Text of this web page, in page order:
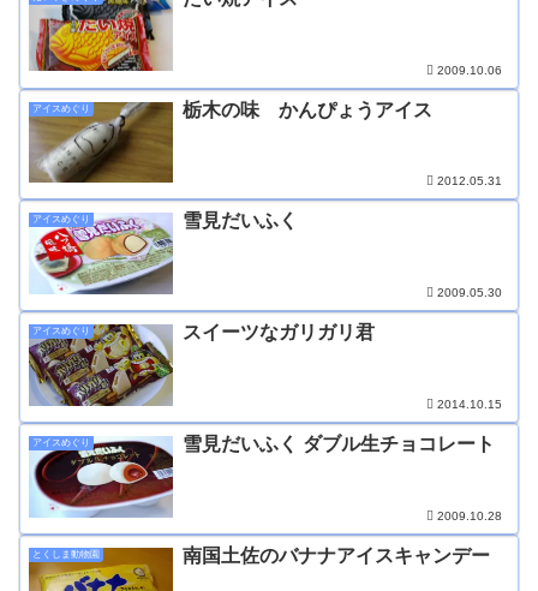
2009.10.06
アイスめぐり 栃木の味 かんぴょうアイス
2012.05.31
アイスめぐり 雪見だいふく
2009.05.30
アイスめぐり スイーツなガリガリ君
2014.10.15
アイスめぐり 雪見だいふく ダブル生チョコレート
2009.10.28
とくしま動物園 南国土佐のバナナアイスキャンデー